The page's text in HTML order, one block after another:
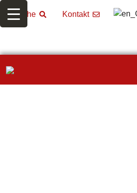
Suche Kontakt